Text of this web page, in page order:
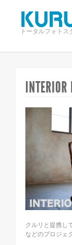
トータルフォト
INTERIOR
クルリと提携し
などのプロジェ